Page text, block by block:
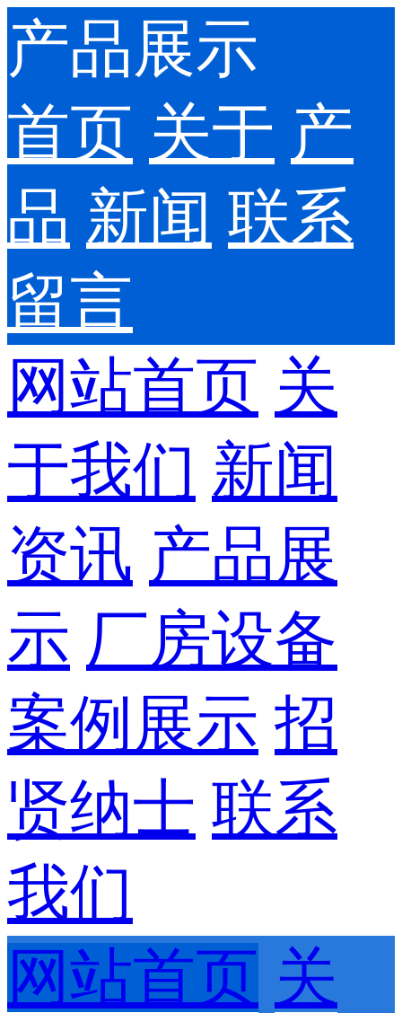
产品展示
首页 关于 产
品 新闻 联系
留言
网站首页 关
于我们 新闻
资讯 产品展
示 厂房设备
案例展示 招
贤纳士 联系
我们
网站首页 关